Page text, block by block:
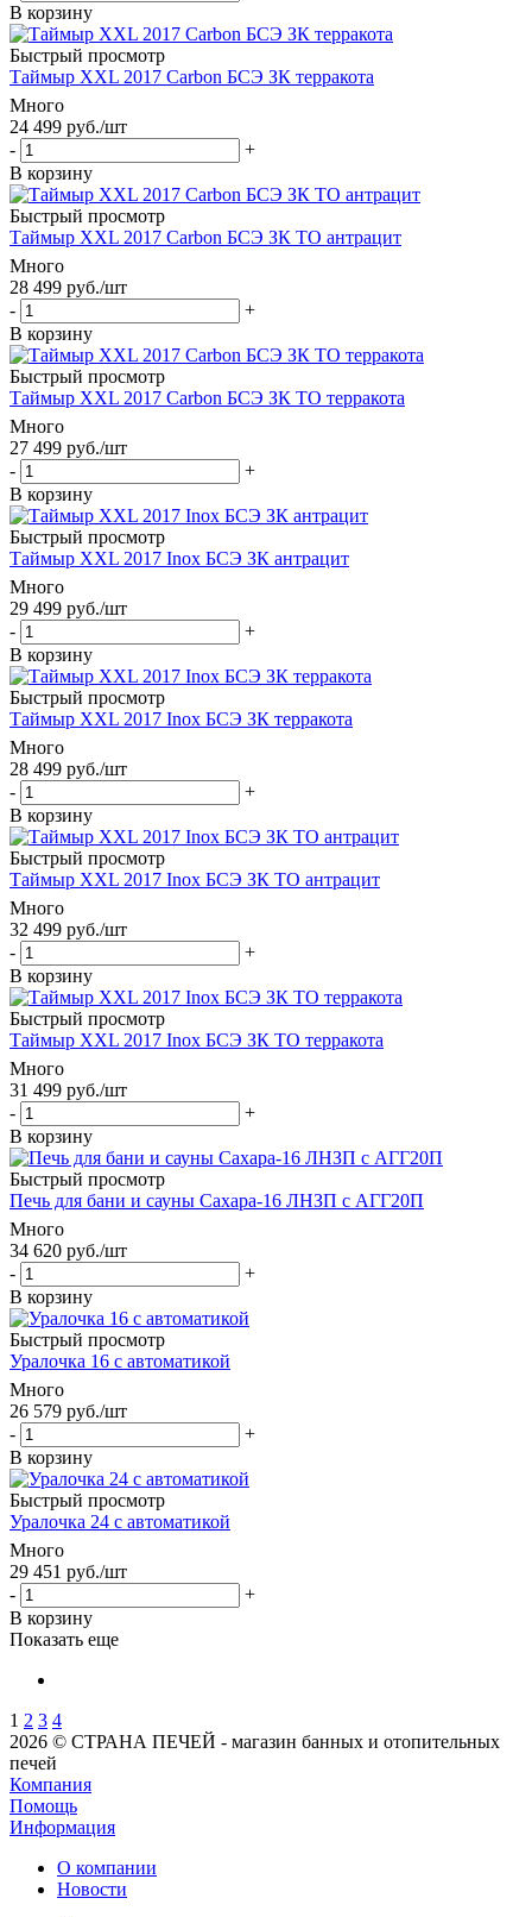
В корзину
Быстрый просмотр
Таймыр XXL 2017 Carbon БСЭ ЗК терракота
Много
24 499 руб./шт
-
+
В корзину
Быстрый просмотр
Таймыр XXL 2017 Carbon БСЭ ЗК ТО антрацит
Много
28 499 руб./шт
-
+
В корзину
Быстрый просмотр
Таймыр XXL 2017 Carbon БСЭ ЗК ТО терракота
Много
27 499 руб./шт
-
+
В корзину
Быстрый просмотр
Таймыр XXL 2017 Inox БСЭ ЗК антрацит
Много
29 499 руб./шт
-
+
В корзину
Быстрый просмотр
Таймыр XXL 2017 Inox БСЭ ЗК терракота
Много
28 499 руб./шт
-
+
В корзину
Быстрый просмотр
Таймыр XXL 2017 Inox БСЭ ЗК ТО антрацит
Много
32 499 руб./шт
-
+
В корзину
Быстрый просмотр
Таймыр XXL 2017 Inox БСЭ ЗК ТО терракота
Много
31 499 руб./шт
-
+
В корзину
Быстрый просмотр
Печь для бани и сауны Сахара-16 ЛНЗП с АГГ20П
Много
34 620 руб./шт
-
+
В корзину
Быстрый просмотр
Уралочка 16 с автоматикой
Много
26 579 руб./шт
-
+
В корзину
Быстрый просмотр
Уралочка 24 с автоматикой
Много
29 451 руб./шт
-
+
В корзину
Показать еще
1 2 3 4
2026 © СТРАНА ПЕЧЕЙ - магазин банных и отопительных
печей
Компания
Помощь
Информация
О компании
Новости